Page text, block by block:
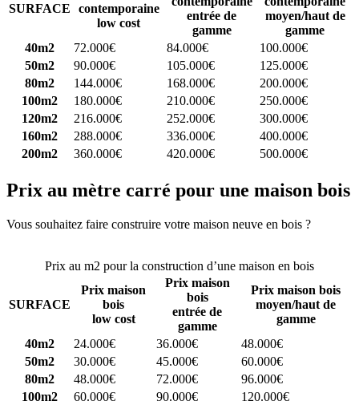
SURFACE
contemporaine
low cost
entrée de
gamme
moyen/haut de
gamme
40m2
72.000€ 84.000€
100.000€
50m2
90.000€ 105.000€
125.000€
80m2
144.000€ 168.000€
200.000€
100m2
180.000€ 210.000€
250.000€
120m2
216.000€ 252.000€
300.000€
160m2
288.000€ 336.000€
400.000€
200m2
360.000€ 420.000€ 500.000€
Prix au mètre carré pour une maison bois
Vous souhaitez faire construire votre maison neuve en bois ?
Prix au m2 pour la construction d’une maison en bois
SURFACE
Prix maison
bois
low cost
Prix maison
bois
entrée de
gamme
Prix maison bois
moyen/haut de
gamme
40m2
24.000€ 36.000€
48.000€
50m2
30.000€ 45.000€
60.000€
80m2
48.000€ 72.000€
96.000€
100m2
60.000€ 90.000€
120.000€